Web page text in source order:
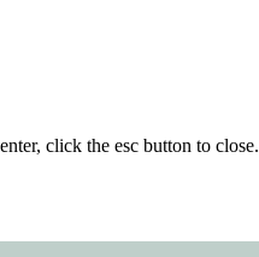
click the esc button to close.